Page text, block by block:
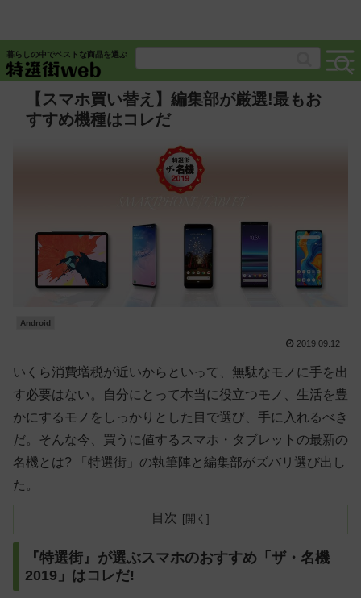
暮らしの中でベストな商品を選ぶ
【スマホ買い替え】編集部が厳選!最もお
すすめ機種はコレだ
Android
2019.09.12
いくら消費増税が近いからといって、無駄なモノに手を出
す必要はない。自分にとって本当に役立つモノ、生活を豊
かにするモノをしっかりとした目で選び、手に入れるべき
だ。そんな今、買うに値するスマホ・タブレットの最新の
名機とは? 「特選街」の執筆陣と編集部がズバリ選び出し
た。
目次
『特選街』が選ぶスマホのおすすめ「ザ・名機
2019」はコレだ!